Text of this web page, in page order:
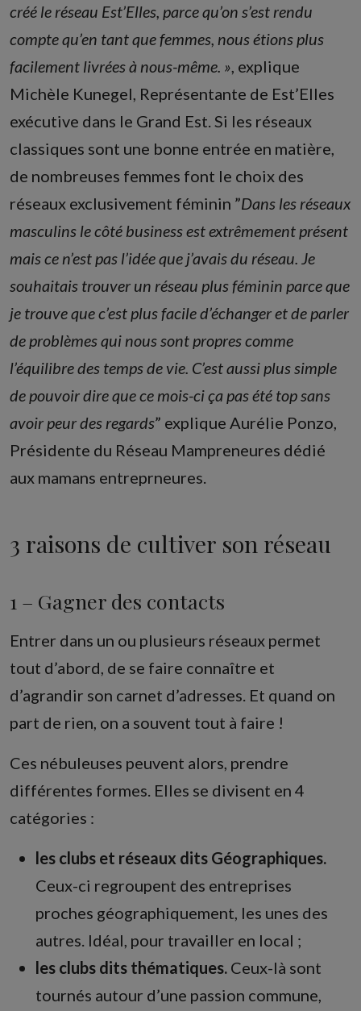
créé le réseau Est’Elles, parce qu’on s’est rendu
compte qu’en tant que femmes, nous étions plus
facilement livrées à nous-même. » , explique
Michèle Kunegel, Représentante de Est’Elles
exécutive dans le Grand Est. Si les réseaux
classiques sont une bonne entrée en matière,
de nombreuses femmes font le choix des
réseaux exclusivement féminin ”Dans les réseaux
masculins le côté business est extrêmement présent
mais ce n’est pas l’idée que j’avais du réseau. Je
souhaitais trouver un réseau plus féminin parce que
je trouve que c’est plus facile d’échanger et de parler
de problèmes qui nous sont propres comme
l’équilibre des temps de vie. C’est aussi plus simple
de pouvoir dire que ce mois-ci ça pas été top sans
avoir peur des regards” explique Aurélie Ponzo,
Présidente du Réseau Mampreneures dédié
aux mamans entreprneures.
3 raisons de cultiver son réseau
1 – Gagner des contacts
Entrer dans un ou plusieurs réseaux permet
tout d’abord, de se faire connaître et
d’agrandir son carnet d’adresses. Et quand on
part de rien, on a souvent tout à faire !
Ces nébuleuses peuvent alors, prendre
différentes formes. Elles se divisent en 4
catégories :
les clubs et réseaux dits Géographiques.
Ceux-ci regroupent des entreprises
proches géographiquement, les unes des
autres. Idéal, pour travailler en local ;
les clubs dits thématiques. Ceux-là sont
tournés autour d’une passion commune,